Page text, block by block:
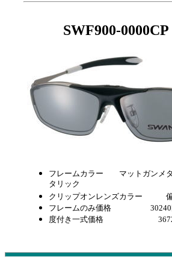
SWF900-
フレームカラー マットガンメ
タリック
クリップオンレンズカラー
フレームのみ価格 30240
度付き一式価格 36720